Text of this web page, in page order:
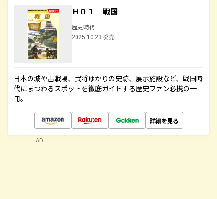
Ｈ０１ 戦国
歴史時代
2025.10.23 発売
日本の城や古戦場、武将ゆかりの史跡、展示施設など、戦国時
代にまつわるスポットを徹底ガイドする歴史ファン必携の一
冊。
詳細を見る
AD